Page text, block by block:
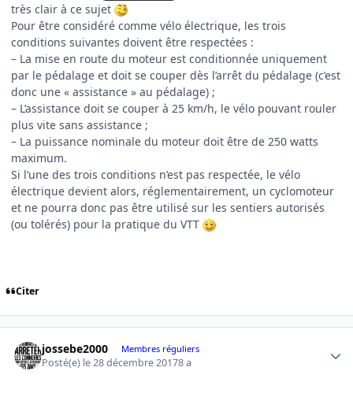
très clair à ce sujet
Pour être considéré comme vélo électrique, les trois
conditions suivantes doivent être respectées :
– La mise en route du moteur est conditionnée uniquement
par le pédalage et doit se couper dès l’arrêt du pédalage (c’est
donc une « assistance » au pédalage) ;
– L’assistance doit se couper à 25 km/h, le vélo pouvant rouler
plus vite sans assistance ;
– La puissance nominale du moteur doit être de 250 watts
maximum.
Si l’une des trois conditions n’est pas respectée, le vélo
électrique devient alors, réglementairement, un cyclomoteur
et ne pourra donc pas être utilisé sur les sentiers autorisés
(ou tolérés) pour la pratique du VTT
Citer
jossebe2000 Membres réguliers
Posté(e) le 28 décembre 20178 a